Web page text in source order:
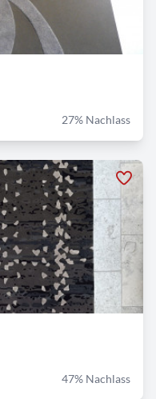
27% Nachlass
47% Nachlass